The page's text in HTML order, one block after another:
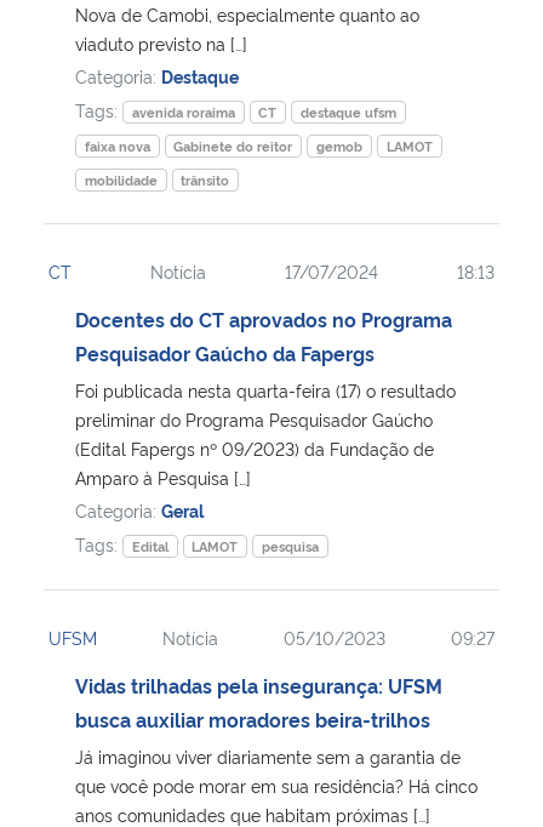
Nova de Camobi, especialmente quanto ao
viaduto previsto na […]
Categoria: Destaque
Tags:
avenida roraima CT
destaque ufsm
faixa nova
Gabinete do reitor gemob
LAMOT
mobilidade
trânsito
CT Notícia 17/07/2024 18:13
Docentes do CT aprovados no Programa
Pesquisador Gaúcho da Fapergs
Foi publicada nesta quarta-feira (17) o resultado
preliminar do Programa Pesquisador Gaúcho
(Edital Fapergs nº 09/2023) da Fundação de
Amparo à Pesquisa […]
Categoria: Geral
Tags:
Edital LAMOT pesquisa
UFSM Notícia 05/10/2023 09:27
Vidas trilhadas pela insegurança: UFSM
busca auxiliar moradores beira-trilhos
Já imaginou viver diariamente sem a garantia de
que você pode morar em sua residência? Há cinco
anos comunidades que habitam próximas […]